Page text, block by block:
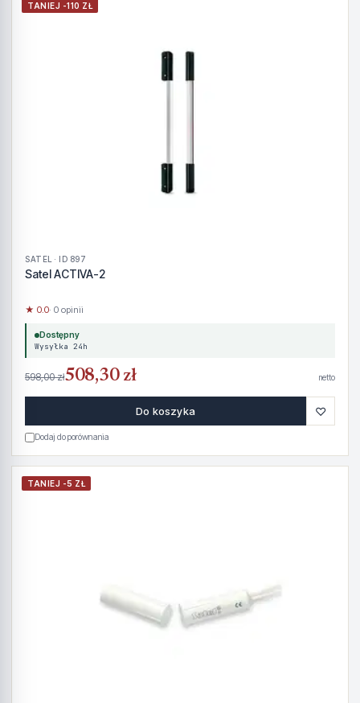
TANIEJ -110 ZŁ
SATEL · ID 897
Satel ACTIVA-2
★ 0.0· 0 opinii
Dostępny
Wysyłka 24h
598,00 zł508,30 zł netto
Do koszyka ♡
Dodaj do porównania
TANIEJ -5 ZŁ